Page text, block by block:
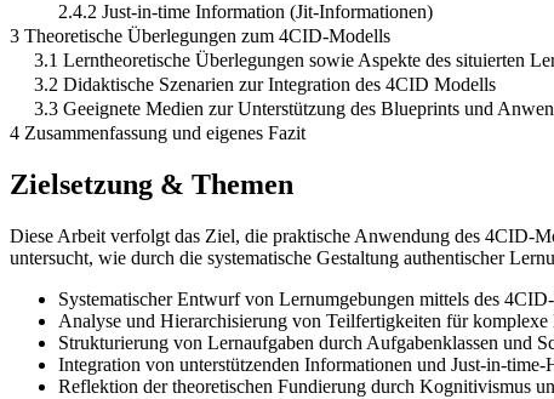
2.4.2 Just-in-time Information (Jit-Informationen)
3 Theoretische Überlegungen zum 4CID-Modells
3.1 Lerntheoretische Überlegungen sowie Aspekte des situierten
3.2 Didaktische Szenarien zur Integration des 4CID Modells
3.3 Geeignete Medien zur Unterstützung des Blueprints und
4 Zusammenfassung und eigenes Fazit
Zielsetzung & Themen
Diese Arbeit verfolgt das Ziel, die praktische Anwendung des 4CID-
untersucht, wie durch die systematische Gestaltung authentischer
Systematischer Entwurf von Lernumgebungen mittels des
Analyse und Hierarchisierung von Teilfertigkeiten für komplexe
Strukturierung von Lernaufgaben durch Aufgabenklassen und
Integration von unterstützenden Informationen und Just-in-time-
Reflektion der theoretischen Fundierung durch Kognitivismus